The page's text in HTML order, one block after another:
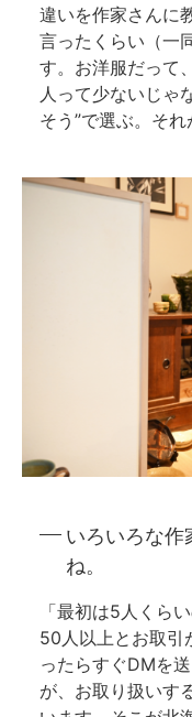
違いを作家さんに
言ったくらい（一
す。お洋服だって
人って少ないじゃ
そう”で選ぶ。そ
いろいろな作
ね。
「最初は5人くら
50人以上とお取引
ったらすぐDMを
が、お取り扱いす